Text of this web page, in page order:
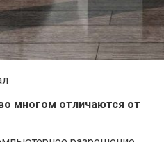
многом отличаются от